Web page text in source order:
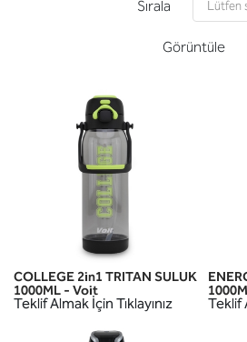
Sırala
Görüntüle
COLLEGE 2in1 TRITAN SULUK
1000ML - Voit
Teklif Almak İçin Tıklayınız Teklif